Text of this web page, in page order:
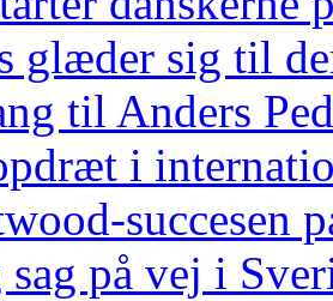
glæder sig til
til Anders
i
på vej i